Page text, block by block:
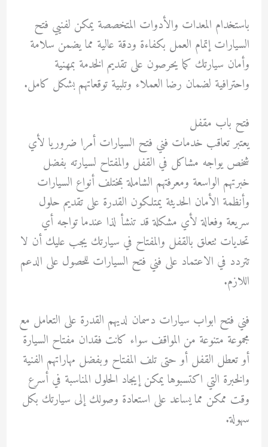
باستخدام المعدات والأدوات المتخصصة يمكن لفنيي فتح
السيارات إتمام العمل بكفاءة ودقة عالية مما يضمن سلامة
وأمان سيارتك كما يحرصون على تقديم الخدمة بمهنية
واحترافية لضمان رضا العملاء وتلبية توقعاتهم بشكل كامل.
فتح باب مقفل
يعتبر تعاقب خدمات فني فتح السيارات أمرا ضروريا لأي
شخص يواجه مشاكل في القفل والمفتاح لسيارته بفضل
خبرتهم الواسعة ومعرفتهم الشاملة بمختلف أنواع السيارات
وأنظمة الأمان الحديثة يمتلكون القدرة على تقديم حلول
سريعة وفعالة لأي مشكلة قد تنشأ لذا عندما تواجه أي
تحديات تتعلق بالقفل والمفتاح في سيارتك يجب عليك أن لا
تتردد في الاعتماد على فني فتح السيارات للحصول على الدعم
اللازم.
فني فتح ابواب سيارات دسمان لديهم القدرة على التعامل مع
مجموعة متنوعة من المواقف سواء كانت فقدان مفتاح السيارة
أو تعطل القفل أو حتى تلف المفتاح وبفضل مهاراتهم الفنية
والخبرة التي اكتسبوها يمكن إيجاد الحلول المناسبة في أسرع
وقت ممكن مما يساعد على استعادة وصولك إلى سيارتك بكل
سهولة.